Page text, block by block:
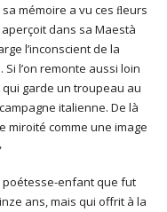
mémoire a vu ces ﬂeurs
dans sa Maestà
l’inconscient de la
l’on remonte aussi loin
garde un troupeau au
italienne. De là
miroité comme une image
poétesse-enfant que fut
ans, mais qui offrit à la